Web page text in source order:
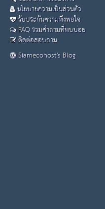
นโยบายความเป็นส่วนตัว
รับประกันความพึงพอใจ
FAQ รวมคำถามที่พบบ่อย
ติดต่อสอบถาม
Siamecohost's Blog